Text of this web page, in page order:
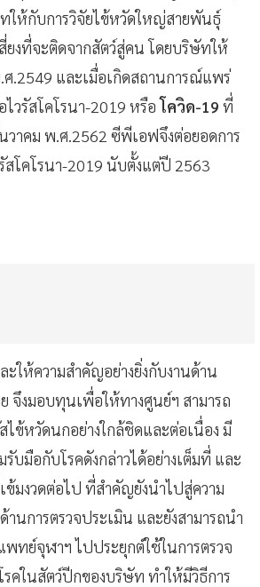
ให้กับการวิจัยไข้หวัดใหญ่สายพันธุ์
ยงที่จะติดจากสัตว์สู่คน โดยบริษัทให้
.2549 และเมื่อเกิดสถานการณ์แพร่
ไวรัสโคโรนา-2019 หรือโควิด-19 ที่
วาคม พ.ศ.2562 ซีพีเอฟจึงต่อยอดการ
สโคโรนา-2019 นับตั้งแต่ปี 2563
ให้ความสำคัญอย่างยิ่งกับงานด้าน
จึงมอบทุนเพื่อให้ทางศูนย์ฯ สามารถ
ไข้หวัดนกอย่างใกล้ชิดและต่อเนื่อง มี
รับมือกับโรคดังกล่าวได้อย่างเต็มที่ และ
เข้มงวดต่อไป ที่สำคัญยังนำไปสู่ความ
านการตรวจประเมิน และยังสามารถนำ
ทย์จุฬาฯ ไปประยุกต์ใช้ในการตรวจ
รคในสัตว์ปีกของบริษัท ทำให้มีวิธีการ